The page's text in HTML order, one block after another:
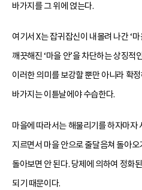
바가지를 그 위에 얹는다.
여기서 X는 잡귀잡신이 내몰려 나간 ‘
깨끗해진 ‘마을 안’을 차단하는 상징적
이러한 의미를 보강할 뿐만 아니라 확
바가지는 이튿날에야 수습한다.
마을에 따라서는 해물리기를 하자마자
지르면서 마을 안으로 줄달음쳐 돌아
돌아보면 안 된다. 당제에 의하여 정화
되기 때문이다.